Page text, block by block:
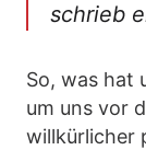
schrieb
So, was hat
um uns vor
willkürlicher